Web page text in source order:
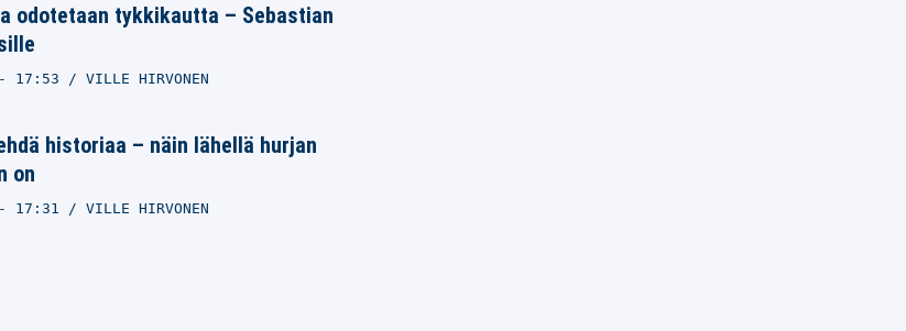
odotetaan tykkikautta – Sebastian
17:53 VILLE HIRVONEN
historiaa – näin lähellä hurjan
on
17:31 VILLE HIRVONEN